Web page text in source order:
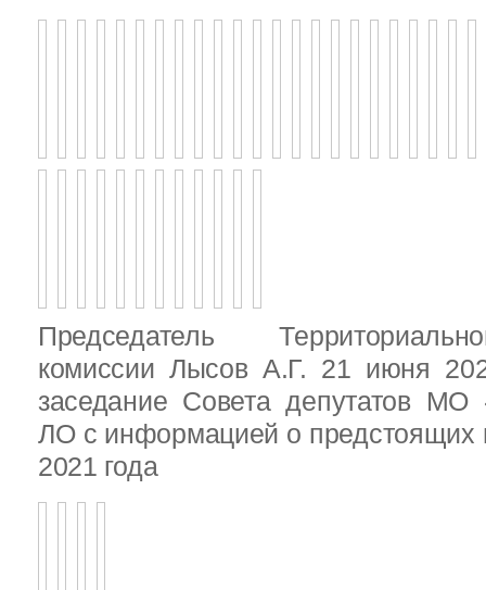
Председатель
комиссии Лысов А.Г. 21 июня
заседание Совета депутатов МО
ЛО с информацией о предстоящих
2021 года